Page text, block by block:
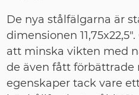
De nya stålfälgarna är
dimensionen
att minska vikten med
de även fått förbättrade
egenskaper tack vare